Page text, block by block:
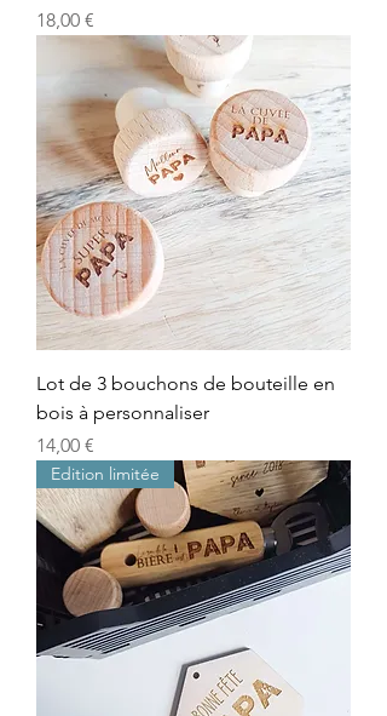
Prix
18,00 €
Lot de 3 bouchons de bouteille en
bois à personnaliser
Prix
14,00 €
Edition limitée